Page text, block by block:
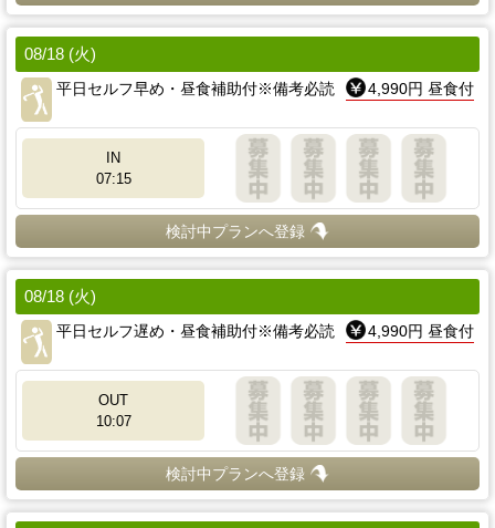
08/18 (火)
平日セルフ早め・昼食補助付※備考必読
4,990円 昼食付
IN
07:15
検討中プランへ登録
08/18 (火)
平日セルフ遅め・昼食補助付※備考必読
4,990円 昼食付
OUT
10:07
検討中プランへ登録